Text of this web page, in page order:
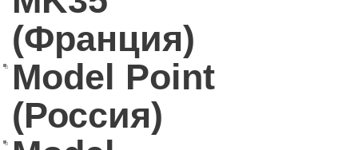
(Франция)
Model Point
(Россия)